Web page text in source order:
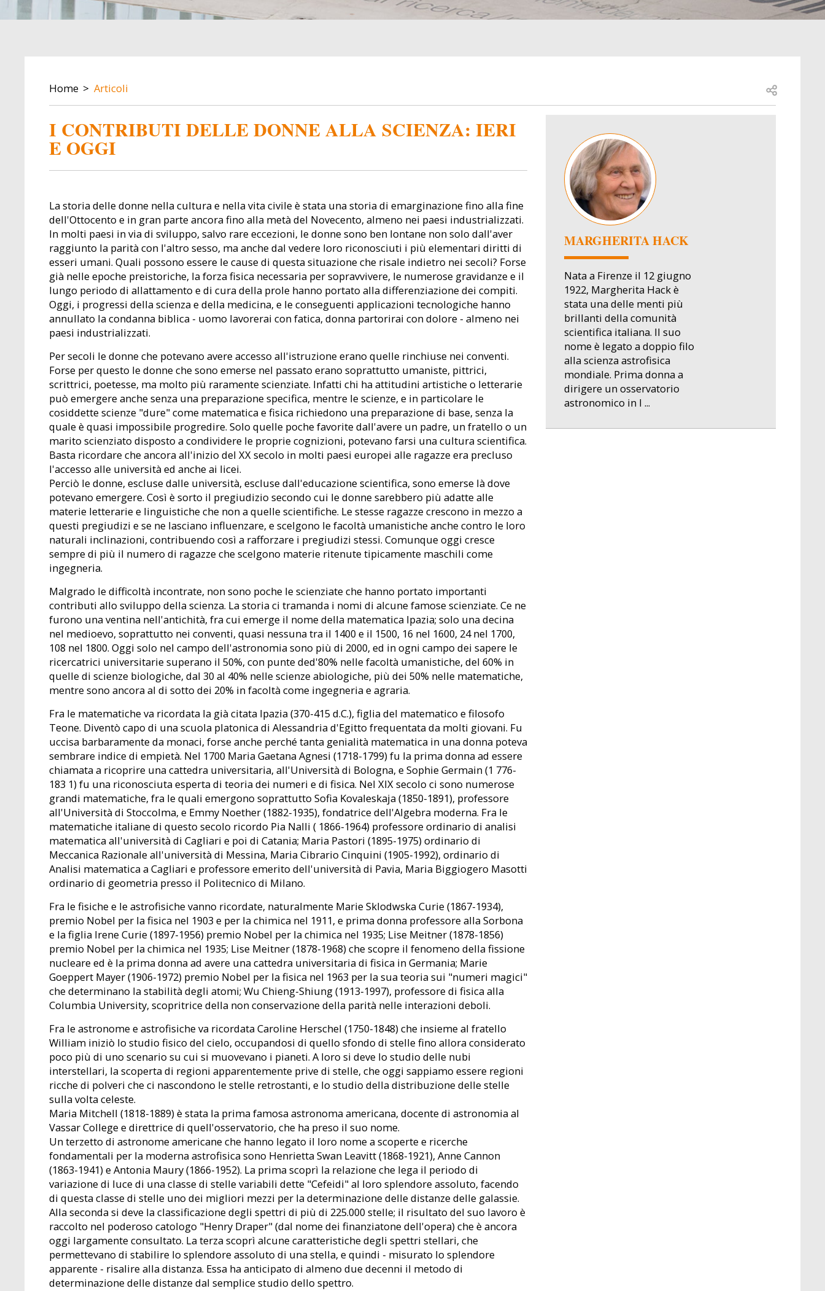
BREADCRUMB
Home Articoli Open share
I CONTRIBUTI DELLE DONNE ALLA SCIENZA: IERI
E OGGI
La storia delle donne nella cultura e nella vita civile è stata una storia di emarginazione fino alla fine
dell'Ottocento e in gran parte ancora fino alla metà del Novecento, almeno nei paesi industrializzati.
In molti paesi in via di sviluppo, salvo rare eccezioni, le donne sono ben lontane non solo dall'aver
raggiunto la parità con l'altro sesso, ma anche dal vedere loro riconosciuti i più elementari diritti di
esseri umani. Quali possono essere le cause di questa situazione che risale indietro nei secoli? Forse
già nelle epoche preistoriche, la forza fisica necessaria per sopravvivere, le numerose gravidanze e il
lungo periodo di allattamento e di cura della prole hanno portato alla differenziazione dei compiti.
Oggi, i progressi della scienza e della medicina, e le conseguenti applicazioni tecnologiche hanno
annullato la condanna biblica - uomo lavorerai con fatica, donna partorirai con dolore - almeno nei
paesi industrializzati.
Per secoli le donne che potevano avere accesso all'istruzione erano quelle rinchiuse nei conventi.
Forse per questo le donne che sono emerse nel passato erano soprattutto umaniste, pittrici,
scrittrici, poetesse, ma molto più raramente scienziate. Infatti chi ha attitudini artistiche o letterarie
può emergere anche senza una preparazione specifica, mentre le scienze, e in particolare le
cosiddette scienze "dure" come matematica e fisica richiedono una preparazione di base, senza la
quale è quasi impossibile progredire. Solo quelle poche favorite dall'avere un padre, un fratello o un
marito scienziato disposto a condividere le proprie cognizioni, potevano farsi una cultura scientifica.
Basta ricordare che ancora all'inizio del XX secolo in molti paesi europei alle ragazze era precluso
l'accesso alle università ed anche ai licei.
Perciò le donne, escluse dalle università, escluse dall'educazione scientifica, sono emerse là dove
potevano emergere. Così è sorto il pregiudizio secondo cui le donne sarebbero più adatte alle
materie letterarie e linguistiche che non a quelle scientifiche. Le stesse ragazze crescono in mezzo a
questi pregiudizi e se ne lasciano influenzare, e scelgono le facoltà umanistiche anche contro le loro
naturali inclinazioni, contribuendo così a rafforzare i pregiudizi stessi. Comunque oggi cresce
sempre di più il numero di ragazze che scelgono materie ritenute tipicamente maschili come
ingegneria.
Malgrado le difficoltà incontrate, non sono poche le scienziate che hanno portato importanti
contributi allo sviluppo della scienza. La storia ci tramanda i nomi di alcune famose scienziate. Ce ne
furono una ventina nell'antichità, fra cui emerge il nome della matematica Ipazia; solo una decina
nel medioevo, soprattutto nei conventi, quasi nessuna tra il 1400 e il 1500, 16 nel 1600, 24 nel 1700,
108 nel 1800. Oggi solo nel campo dell'astronomia sono più di 2000, ed in ogni campo dei sapere le
ricercatrici universitarie superano il 50%, con punte ded'80% nelle facoltà umanistiche, del 60% in
quelle di scienze biologiche, dal 30 al 40% nelle scienze abiologiche, più dei 50% nelle matematiche,
mentre sono ancora al di sotto dei 20% in facoltà come ingegneria e agraria.
Fra le matematiche va ricordata la già citata Ipazia (370-415 d.C.), figlia del matematico e filosofo
Teone. Diventò capo di una scuola platonica di Alessandria d'Egitto frequentata da molti giovani. Fu
uccisa barbaramente da monaci, forse anche perché tanta genialità matematica in una donna poteva
sembrare indice di empietà. Nel 1700 Maria Gaetana Agnesi (1718-1799) fu la prima donna ad essere
chiamata a ricoprire una cattedra universitaria, all'Università di Bologna, e Sophie Germain (1 776-
183 1) fu una riconosciuta esperta di teoria dei numeri e di fisica. Nel XIX secolo ci sono numerose
grandi matematiche, fra le quali emergono soprattutto Sofia Kovaleskaja (1850-1891), professore
all'Università di Stoccolma, e Emmy Noether (1882-1935), fondatrice dell'Algebra moderna. Fra le
matematiche italiane di questo secolo ricordo Pia Nalli ( 1866-1964) professore ordinario di analisi
matematica all'università di Cagliari e poi di Catania; Maria Pastori (1895-1975) ordinario di
Meccanica Razionale all'università di Messina, Maria Cibrario Cinquini (1905-1992), ordinario di
Analisi matematica a Cagliari e professore emerito dell'università di Pavia, Maria Biggiogero Masotti
ordinario di geometria presso il Politecnico di Milano.
Fra le fisiche e le astrofisiche vanno ricordate, naturalmente Marie Sklodwska Curie (1867-1934),
premio Nobel per la fisica nel 1903 e per la chimica nel 1911, e prima donna professore alla Sorbona
e la figlia Irene Curie (1897-1956) premio Nobel per la chimica nel 1935; Lise Meitner (1878-1856)
premio Nobel per la chimica nel 1935; Lise Meitner (1878-1968) che scopre il fenomeno della fissione
nucleare ed è la prima donna ad avere una cattedra universitaria di fisica in Germania; Marie
Goeppert Mayer (1906-1972) premio Nobel per la fisica nel 1963 per la sua teoria sui "numeri magici"
che determinano la stabilità degli atomi; Wu Chieng-Shiung (1913-1997), professore di fisica alla
Columbia University, scopritrice della non conservazione della parità nelle interazioni deboli.
Fra le astronome e astrofisiche va ricordata Caroline Herschel (1750-1848) che insieme al fratello
William iniziò lo studio fisico del cielo, occupandosi di quello sfondo di stelle fino allora considerato
poco più di uno scenario su cui si muovevano i pianeti. A loro si deve lo studio delle nubi
interstellari, la scoperta di regioni apparentemente prive di stelle, che oggi sappiamo essere regioni
ricche di polveri che ci nascondono le stelle retrostanti, e lo studio della distribuzione delle stelle
sulla volta celeste.
Maria Mitchell (1818-1889) è stata la prima famosa astronoma americana, docente di astronomia al
Vassar College e direttrice di quell'osservatorio, che ha preso il suo nome.
Un terzetto di astronome americane che hanno legato il loro nome a scoperte e ricerche
fondamentali per la moderna astrofisica sono Henrietta Swan Leavitt (1868-1921), Anne Cannon
(1863-1941) e Antonia Maury (1866-1952). La prima scoprì la relazione che lega il periodo di
variazione di luce di una classe di stelle variabili dette "Cefeidi" al loro splendore assoluto, facendo
di questa classe di stelle uno dei migliori mezzi per la determinazione delle distanze delle galassie.
Alla seconda si deve la classificazione degli spettri di più di 225.000 stelle; il risultato del suo lavoro è
raccolto nel poderoso catologo "Henry Draper" (dal nome dei finanziatone dell'opera) che è ancora
oggi largamente consultato. La terza scoprì alcune caratteristiche degli spettri stellari, che
permettevano di stabilire lo splendore assoluto di una stella, e quindi - misurato lo splendore
apparente - risalire alla distanza. Essa ha anticipato di almeno due decenni il metodo di
determinazione delle distanze dal semplice studio dello spettro.
Image
MARGHERITA HACK
Nata a Firenze il 12 giugno
1922, Margherita Hack è
stata una delle menti più
brillanti della comunità
scientifica italiana. Il suo
nome è legato a doppio filo
alla scienza astrofisica
mondiale. Prima donna a
dirigere un osservatorio
astronomico in I ...